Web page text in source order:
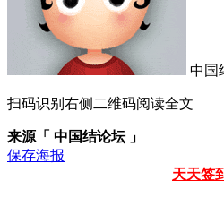
中国
扫码识别右侧二维码阅读全文
来源「 中国结论坛 」
保存海报
天天签